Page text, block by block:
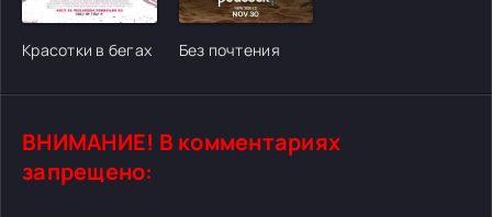
[/xfgiven_cvh_poster_urlcvh_poster_url]
Красотки в бегах
[/xfgiven_cvh_poster_urlcvh_poster_url]
Без почтения
ВНИМАНИЕ! В комментариях
запрещено: